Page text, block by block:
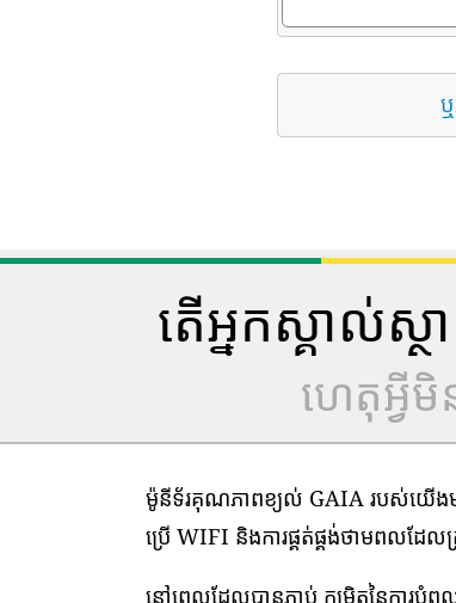
តើអ្នកស្គាល់
ហេតុអ្វី
ម៉ូនីទ័រគុណភាពខ្យល់ GAIA របស់យើងម
ប្រើ WIFI និងការផ្គត់ផ្គង់ថាមពលដែល
នៅពេលដែលបានភ្ជាប់ កម្រិតនៃការបំ